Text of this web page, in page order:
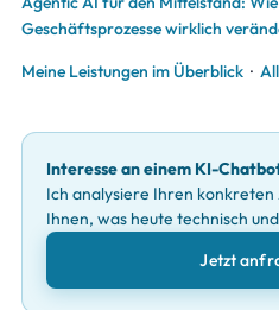
Geschäftsprozesse wirklich
Meine Leistungen im Überblick ·
Interesse an einem KI-
Ich analysiere Ihren
Ihnen, was heute technisch
Jetzt